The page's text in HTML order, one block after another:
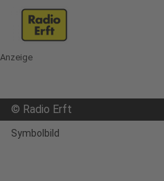
Anzeige
© Radio Erft
Symbolbild